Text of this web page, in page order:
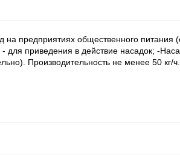
предприятиях общественного питания
для приведения в действие насадок; -
Производительность не менее 50 кг/ч.